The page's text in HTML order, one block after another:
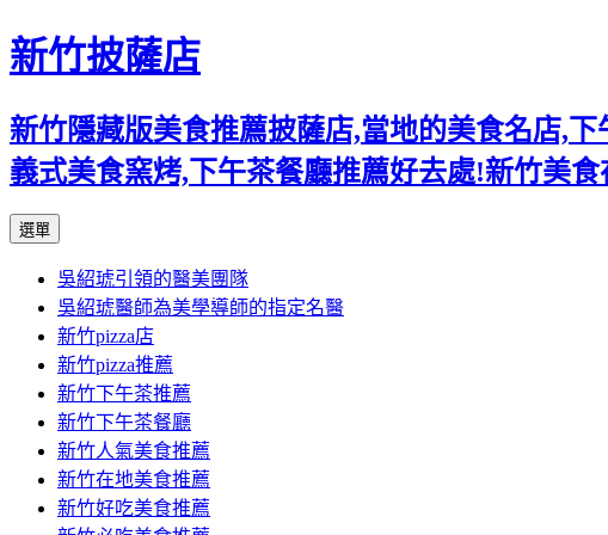
新竹披薩店
新竹隱藏版美食推薦披薩店,當地的美食名店,
義式美食窯烤,下午茶餐廳推薦好去處!新竹美
選單
主
要
內
容
吳紹琥引領的醫美團隊
吳紹琥醫師為美學導師的指定名醫
新竹pizza店
新竹pizza推薦
新竹下午茶推薦
新竹下午茶餐廳
新竹人氣美食推薦
新竹在地美食推薦
新竹好吃美食推薦